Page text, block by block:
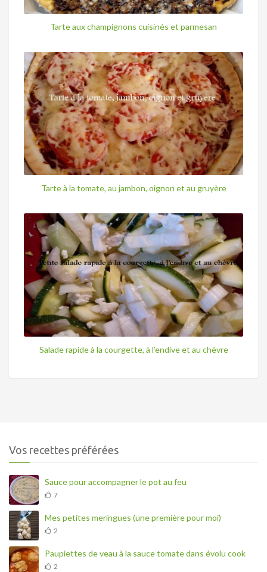
Tarte aux champignons cuisinés et parmesan
Tarte à la tomate, au jambon, oignon et au gruyère
Salade rapide à la courgette, à l’endive et au chèvre
Vos recettes préférées
Sauce pour accompagner le pot au feu
7
Mes petites meringues (une première pour moi)
2
Paupiettes de veau à la sauce tomate dans évolu cook
2